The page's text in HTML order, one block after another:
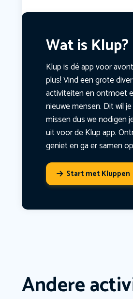
Wat is Klup?
Klup is dé app voor
plus! Vind een grote
activiteiten en ontmoet
nieuwe mensen. Dit wil
missen dus we nodigen
uit voor de Klup app.
geniet en ga er samen
Start met Kluppen
Andere